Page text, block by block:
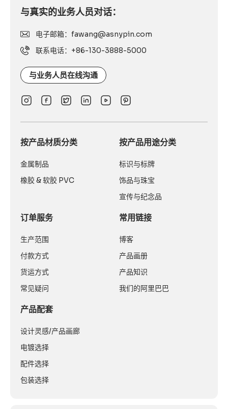
与真实的业务人员对话：
电子邮箱：fawang@asnypin.com
联系电话：+86-130-3888-5000
与业务人员在线沟通
按产品材质分类
金属制品
橡胶 & 软胶 PVC
订单服务
生产范围
付款方式
货运方式
常见疑问
按产品用途分类
标识与标牌
饰品与珠宝
宣传与纪念品
常用链接
博客
产品画册
产品知识
我们的阿里巴巴
产品配套
设计灵感/产品画廊
电镀选择
配件选择
包装选择